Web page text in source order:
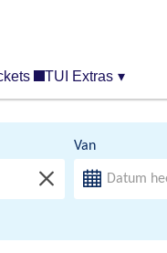
TUI Extras ▾
Van